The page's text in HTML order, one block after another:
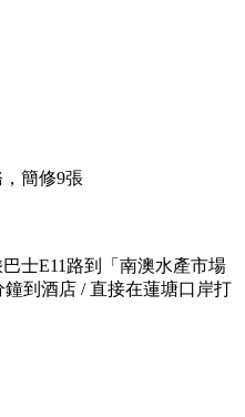
簡修9張
士E11路到「南澳水產市場
到酒店 / 直接在蓮塘口岸打